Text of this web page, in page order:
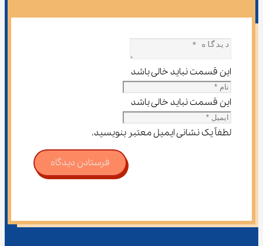
این قسمت نباید خالی باشد
این قسمت نباید خالی باشد
لطفاً یک نشانی ایمیل معتبر بنویسید.
فرستادن دیدگاه